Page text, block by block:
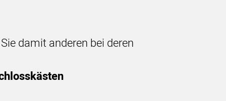
damit anderen bei deren